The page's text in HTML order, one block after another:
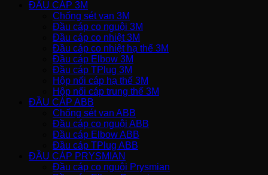
ĐẦU CÁP 3M
Chống sét van 3M
Đầu cáp co nguội 3M
Đầu cáp co nhiệt 3M
Đầu cáp co nhiệt hạ thế 3M
Đầu cáp Elbow 3M
Đầu cáp TPlug 3M
Hộp nối cáp hạ thế 3M
Hộp nối cáp trung thế 3M
ĐẦU CÁP ABB
Chống sét van ABB
Đầu cáp co nguội ABB
Đầu cáp Elbow ABB
Đầu cáp TPlug ABB
ĐẦU CÁP PRYSMIAN
Đầu cáp co nguội Prysmian